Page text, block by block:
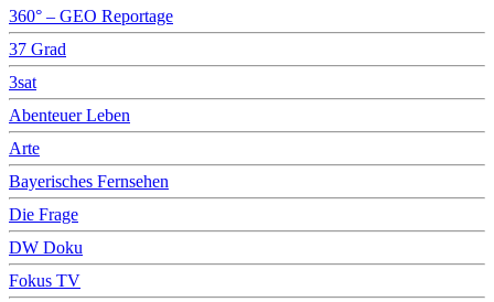
360° – GEO Reportage
37 Grad
3sat
Abenteuer Leben
Arte
Bayerisches Fernsehen
Die Frage
DW Doku
Fokus TV